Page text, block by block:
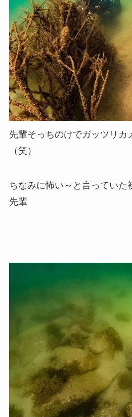
先輩そっちのけでガッツリカ
（笑）
ちなみに怖い～と言っていた
先輩